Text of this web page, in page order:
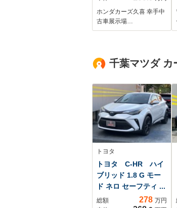
ホンダカーズ久喜 幸手中
古車展示場…
千葉マツダ カ
トヨタ
トヨタ C-HR ハイ
ブリッド 1.8 G モー
ド ネロ セーフティ ...
総額 278 万円